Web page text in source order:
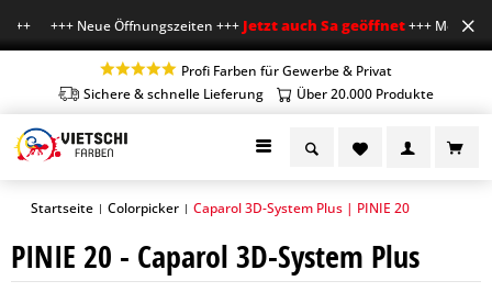
+++ Neue Öffnungszeiten +++Jetzt auch Sa geöffnet+++ Mo-Fr 7-18
Profi Farben für Gewerbe & Privat
Sichere & schnelle Lieferung
Über 20.000 Produkte
Startseite | Colorpicker | Caparol 3D-System Plus | PINIE 20
PINIE 20 - Caparol 3D-System Plus